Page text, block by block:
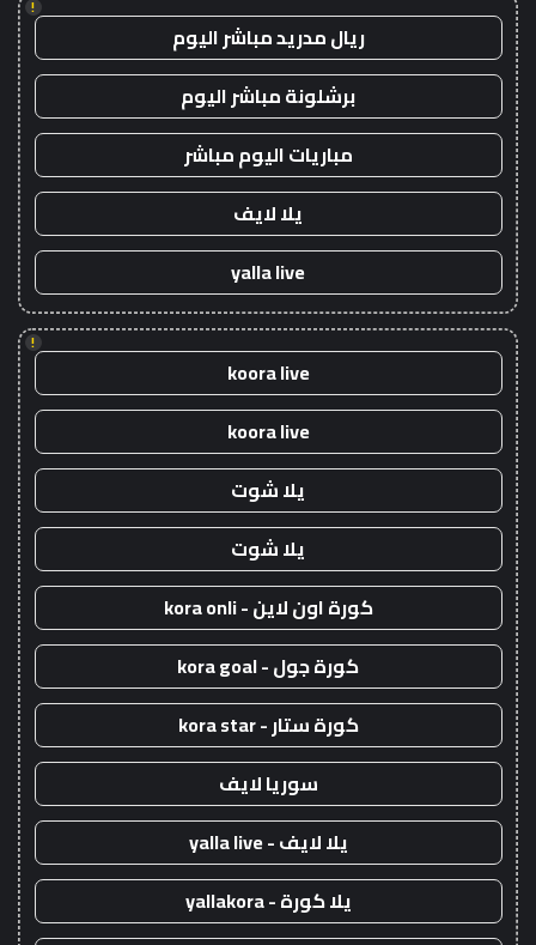
!
ريال مدريد مباشر اليوم
برشلونة مباشر اليوم
مباريات اليوم مباشر
يلا لايف
yalla live
!
koora live
koora live
يلا شوت
يلا شوت
كورة اون لاين - kora onli
كورة جول - kora goal
كورة ستار - kora star
سوريا لايف
يلا لايف - yalla live
يلا كورة - yallakora